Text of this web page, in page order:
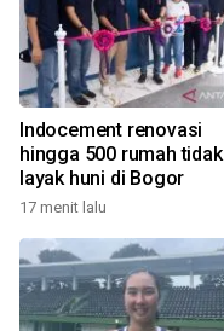
Indocement renovasi
hingga 500 rumah tidak
layak huni di Bogor
17 menit lalu